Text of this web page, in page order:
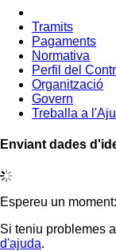
Tramits
Pagaments
Normativa
Perfil del
Organització
Govern
Treballa a
Enviant dades
Espereu un
Si teniu problemes
d'ajuda.